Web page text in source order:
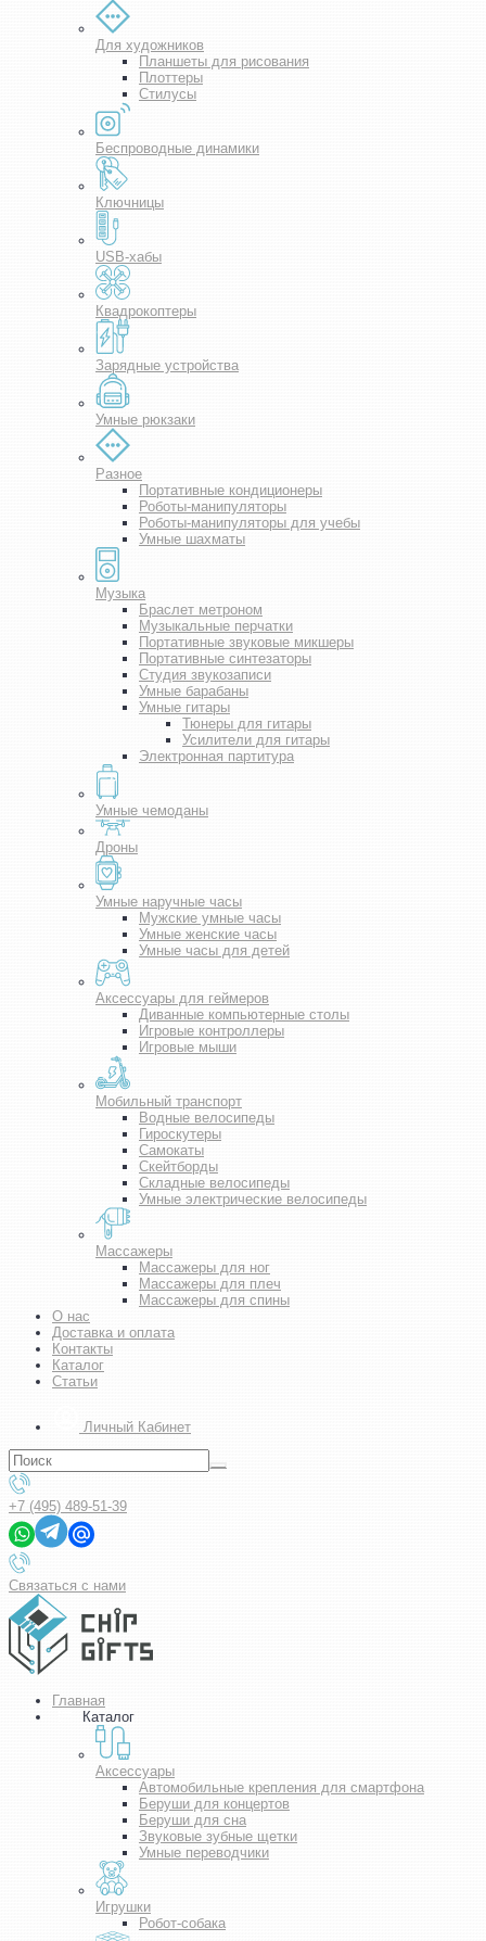
Для художников
Планшеты для рисования
Плоттеры
Стилусы
Беспроводные динамики
Ключницы
USB-хабы
Квадрокоптеры
Зарядные устройства
Умные рюкзаки
Разное
Портативные кондиционеры
Роботы-манипуляторы
Роботы-манипуляторы для учебы
Умные шахматы
Музыка
Браслет метроном
Музыкальные перчатки
Портативные звуковые микшеры
Портативные синтезаторы
Студия звукозаписи
Умные барабаны
Умные гитары
Тюнеры для гитары
Усилители для гитары
Электронная партитура
Умные чемоданы
Дроны
Умные наручные часы
Мужские умные часы
Умные женские часы
Умные часы для детей
Аксессуары для геймеров
Диванные компьютерные столы
Игровые контроллеры
Игровые мыши
Мобильный транспорт
Водные велосипеды
Гироскутеры
Самокаты
Скейтборды
Складные велосипеды
Умные электрические велосипеды
Массажеры
Массажеры для ног
Массажеры для плеч
Массажеры для спины
О нас
Доставка и оплата
Контакты
Каталог
Статьи
Личный Кабинет
+7 (495) 489-51-39
Связаться с нами
Главная
Каталог
Аксессуары
Автомобильные крепления для смартфона
Беруши для концертов
Беруши для сна
Звуковые зубные щетки
Умные переводчики
Игрушки
Робот-собака